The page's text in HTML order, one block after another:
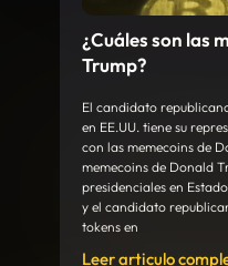
¿Cuáles son las
Trump?
El candidato
en EE.UU. tiene su
con las memecoins de
memecoins de Donald
presidenciales en
y el candidato
tokens en
Leer articulo